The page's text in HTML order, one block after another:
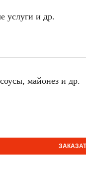
услуги и др.
майонез и др.